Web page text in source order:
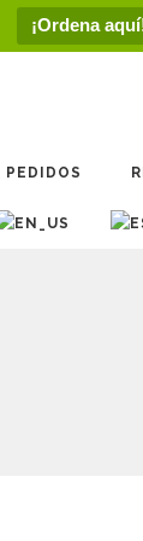
¡Ordena
PEDIDOS